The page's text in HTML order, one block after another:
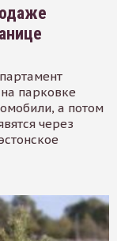
парковке
а потом
через